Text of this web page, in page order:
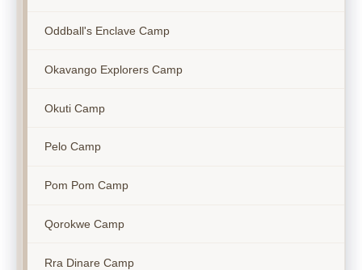
Oddball's Enclave Camp
Okavango Explorers Camp
Okuti Camp
Pelo Camp
Pom Pom Camp
Qorokwe Camp
Rra Dinare Camp